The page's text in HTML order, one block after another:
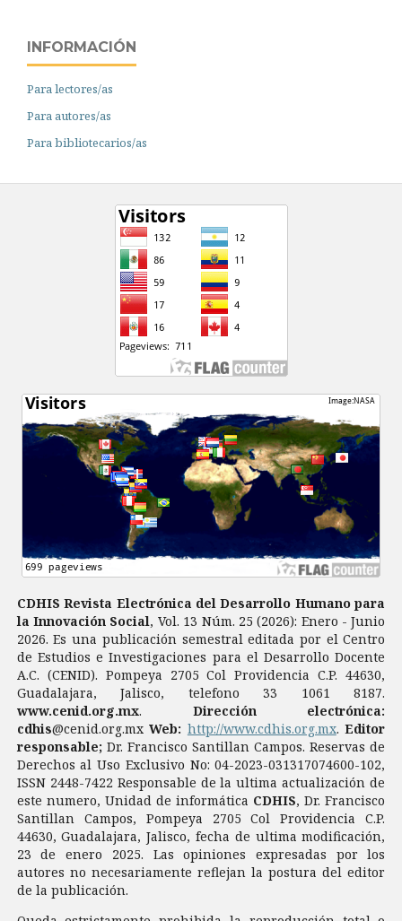
INFORMACIÓN
Para lectores/as
Para autores/as
Para bibliotecarios/as
CDHIS Revista Electrónica del Desarrollo Humano para
la Innovación Social, Vol. 13 Núm. 25 (2026): Enero - Junio
2026. Es una publicación semestral editada por el Centro
de Estudios e Investigaciones para el Desarrollo Docente
A.C. (CENID). Pompeya 2705 Col Providencia C.P. 44630,
Guadalajara, Jalisco, telefono 33 1061 8187.
www.cenid.org.mx. Dirección electrónica:
cdhis@cenid.org.mxWeb: http://www.cdhis.org.mx. Editor
responsable; Dr. Francisco Santillan Campos. Reservas de
Derechos al Uso Exclusivo No: 04-2023-031317074600-102,
ISSN 2448-7422 Responsable de la ultima actualización de
este numero, Unidad de informática CDHIS, Dr. Francisco
Santillan Campos, Pompeya 2705 Col Providencia C.P.
44630, Guadalajara, Jalisco, fecha de ultima modificación,
23 de enero 2025. Las opiniones expresadas por los
autores no necesariamente reflejan la postura del editor
de la publicación.